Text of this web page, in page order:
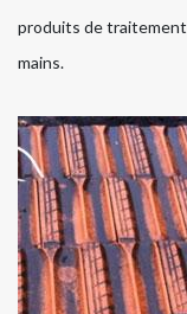
produits de
mains.